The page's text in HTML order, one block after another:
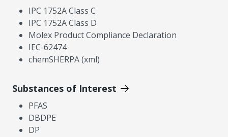
IPC 1752A Class C
IPC 1752A Class D
Molex Product Compliance Declaration
IEC-62474
chemSHERPA (xml)
Substances of Interest
PFAS
DBDPE
DP